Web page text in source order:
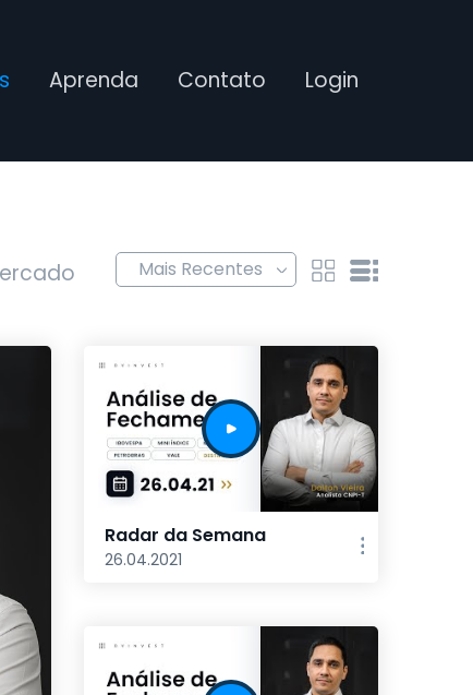
Aprenda Contato Login
Radar da Semana
26.04.2021